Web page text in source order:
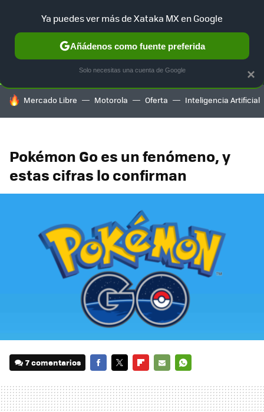
SELECCIÓN GAMING HOME AUTO TERRITORIO
HOY SE HABLA DE
Mercado Libre Motorola Oferta Inteligencia Artificial
Pokémon Go es un fenómeno, y
estas cifras lo confirman
7 comentarios
MAIL
×
Ya puedes ver más de Xataka MX en Google
Añádenos como fuente preferida
Solo necesitas una cuenta de Google